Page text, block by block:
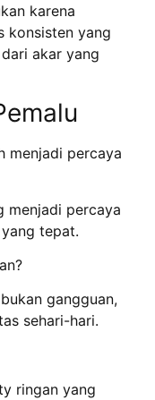
karena
konsisten yang
akar yang
menjadi percaya
menjadi percaya
tepat.
gangguan,
sehari-hari.
ringan yang